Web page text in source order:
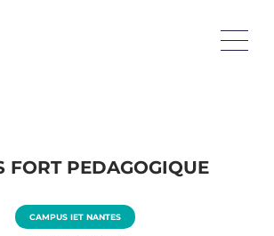
FORT PEDAGOGIQUE
CAMPUS IET NANTES